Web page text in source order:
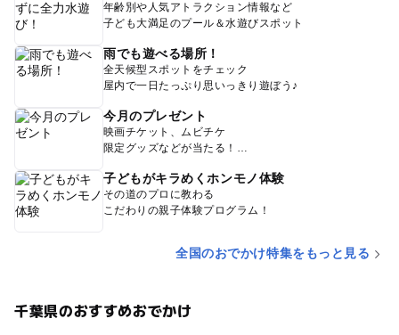
年齢別や人気アトラクション情報など
子ども大満足のプール＆水遊びスポット
雨でも遊べる場所！
全天候型スポットをチェック
屋内で一日たっぷり思いっきり遊ぼう♪
今月のプレゼント
映画チケット、ムビチケ
限定グッズなどが当たる！
子どもがキラめくホンモノ体験
その道のプロに教わる
こだわりの親子体験プログラム！
全国のおでかけ特集をもっと見る
千葉県のおすすめおでかけ